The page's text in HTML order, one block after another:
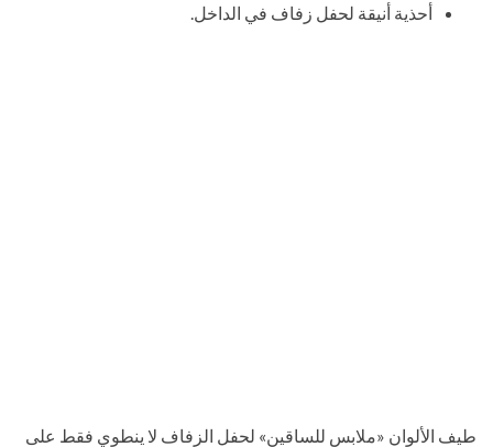
أحذية أنيقة لحفل زفاف في الداخل.
طيف الألوان «ملابس للساقين» لحفل الزفاف لا ينطوي فقط على